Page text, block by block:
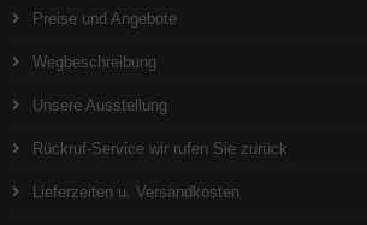
Preise und Angebote
Wegbeschreibung
Unsere Ausstellung
Rückruf-Service wir rufen Sie zurück
Lieferzeiten u. Versandkosten